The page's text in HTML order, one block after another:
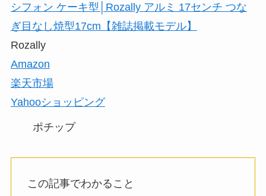
シフォン ケーキ型│Rozally アルミ 17センチ つな
ぎ目なし焼型17cm【雑誌掲載モデル】
Rozally
Amazon
楽天市場
Yahooショッピング
ポチップ
この記事でわかること